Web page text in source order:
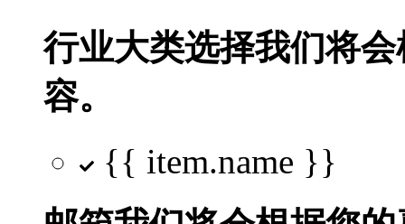
行业大类选择我们将
容。
{{ item.name }}